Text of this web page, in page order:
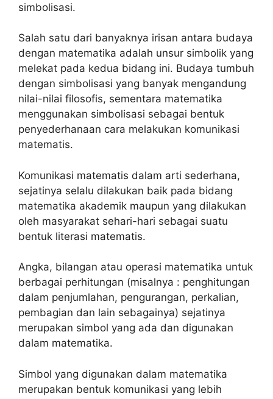
simbolisasi.
Salah satu dari banyaknya irisan antara budaya
dengan matematika adalah unsur simbolik yang
melekat pada kedua bidang ini. Budaya tumbuh
dengan simbolisasi yang banyak mengandung
nilai-nilai filosofis, sementara matematika
menggunakan simbolisasi sebagai bentuk
penyederhanaan cara melakukan komunikasi
matematis.
Komunikasi matematis dalam arti sederhana,
sejatinya selalu dilakukan baik pada bidang
matematika akademik maupun yang dilakukan
oleh masyarakat sehari-hari sebagai suatu
bentuk literasi matematis.
Angka, bilangan atau operasi matematika untuk
berbagai perhitungan (misalnya : penghitungan
dalam penjumlahan, pengurangan, perkalian,
pembagian dan lain sebagainya) sejatinya
merupakan simbol yang ada dan digunakan
dalam matematika.
Simbol yang digunakan dalam matematika
merupakan bentuk komunikasi yang lebih